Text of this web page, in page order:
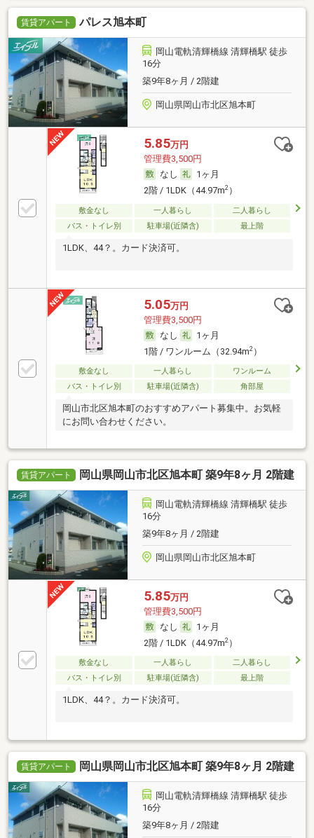
賃貸アパート パレス旭本町
岡山電軌清輝橋線 清輝橋駅 徒歩
16分
築9年8ヶ月 / 2階建
岡山県岡山市北区旭本町
5.85万円
管理費3,500円
なし
1ヶ月
2階 / 1LDK（44.97m2）
敷金なし 一人暮らし
二人暮らし
バス・トイレ別
駐車場(近隣含) 最上階
1LDK、44？。カード決済可。
5.05万円
管理費3,500円
なし
1ヶ月
1階 / ワンルーム（32.94m2）
敷金なし 一人暮らし
ワンルーム
バス・トイレ別
駐車場(近隣含) 角部屋
岡山市北区旭本町のおすすめアパート募集中。お気軽
にお問い合わせください。
賃貸アパート 岡山県岡山市北区旭本町 築9年8ヶ月 2階建
岡山電軌清輝橋線 清輝橋駅 徒歩
16分
築9年8ヶ月 / 2階建
岡山県岡山市北区旭本町
5.85万円
管理費3,500円
なし
1ヶ月
2階 / 1LDK（44.97m2）
敷金なし 一人暮らし
二人暮らし
バス・トイレ別
駐車場(近隣含) 最上階
1LDK、44？。カード決済可。
賃貸アパート 岡山県岡山市北区旭本町 築9年8ヶ月 2階建
岡山電軌清輝橋線 清輝橋駅 徒歩
16分
築9年8ヶ月 / 2階建